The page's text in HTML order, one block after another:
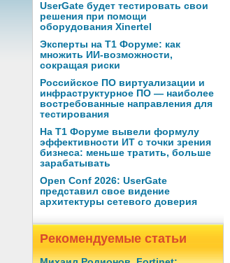
UserGate будет тестировать свои
решения при помощи
оборудования Xinertel
Эксперты на Т1 Форуме: как
множить ИИ-возможности,
сокращая риски
Российское ПО виртуализации и
инфраструктурное ПО — наиболее
востребованные направления для
тестирования
На Т1 Форуме вывели формулу
эффективности ИТ с точки зрения
бизнеса: меньше тратить, больше
зарабатывать
Open Conf 2026: UserGate
представил свое видение
архитектуры сетевого доверия
Рекомендуемые статьи